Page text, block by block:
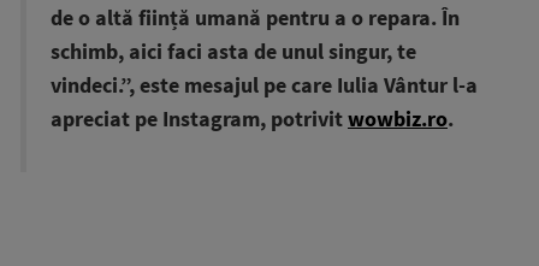
de o altă ființă umană pentru a o repara. În
schimb, aici faci asta de unul singur, te
vindeci.”, este mesajul pe care Iulia Vântur l-a
apreciat pe Instagram, potrivitwowbiz.ro.